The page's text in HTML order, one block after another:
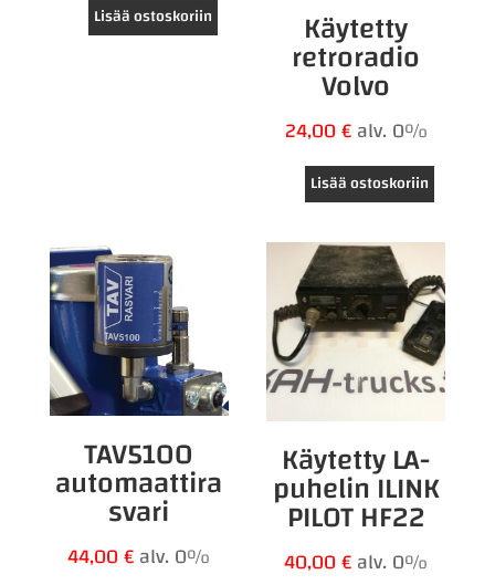
Lisää ostoskoriin Käytetty
retroradio
Volvo
24,00€alv. 0%
Lisää ostoskoriin
TAV5100
automaattira
svari
44,00€alv. 0%
Käytetty LA-
puhelin ILINK
PILOT HF22
40,00€alv. 0%